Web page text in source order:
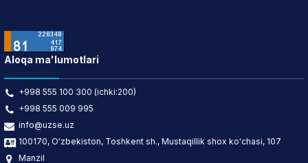
Aloqa ma'lumotlari
+998 555 100 300 (ichki:200)
+998 555 009 995
info@uzse.uz
100170, O'zbekiston, Toshkent sh., Mustaqillik shox ko'chasi, 107
Manzil